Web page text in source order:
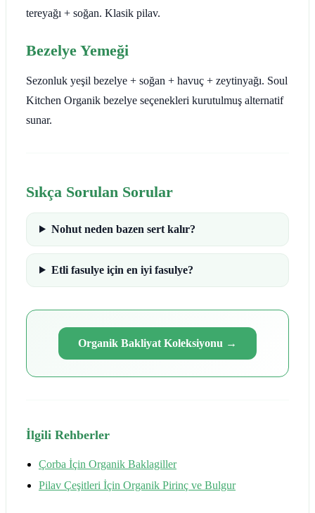
tereyağı + soğan. Klasik pilav.
Bezelye Yemeği
Sezonluk yeşil bezelye + soğan + havuç + zeytinyağı. Soul
Kitchen Organik bezelye seçenekleri kurutulmuş alternatif
sunar.
Sıkça Sorulan Sorular
Nohut neden bazen sert kalır?
Etli fasulye için en iyi fasulye?
Organik Bakliyat Koleksiyonu →
İlgili Rehberler
Çorba İçin Organik Baklagiller
Pilav Çeşitleri İçin Organik Pirinç ve Bulgur